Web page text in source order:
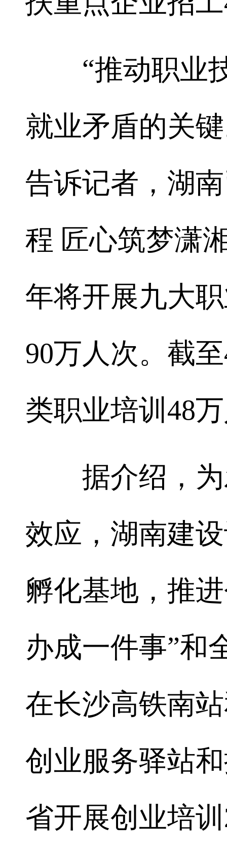
“推动职业技
就业矛盾的关
告诉记者，湖
程 匠心筑梦潇
年将开展九大
90万人次。截
类职业培训48
据介绍，为
效应，湖南建
孵化基地，推
办成一件事”和
在长沙高铁南
创业服务驿站
省开展创业培